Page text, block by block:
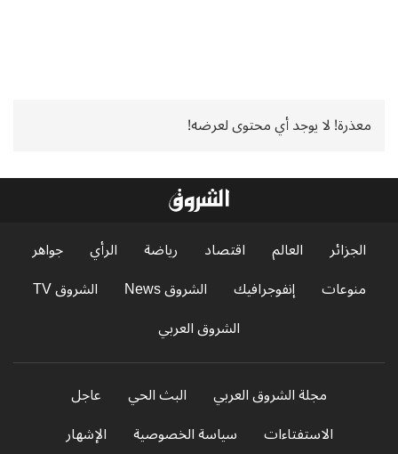
معذرة! لا يوجد أي محتوى لعرضه!
الجزائر العالم اقتصاد رياضة الرأي
جواهر
منوعات
إنفوجرافيك الشروق News
الشروق TV
الشروق العربي
مجلة الشروق العربي البث الحي
عاجل
الاستفتاءات
سياسة الخصوصية الإشهار